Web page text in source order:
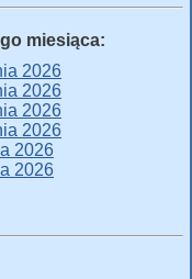
miesiąca:
2026
2026
2026
2026
2026
2026